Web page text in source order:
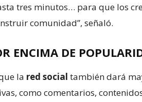
tres minutos… para que los
comunidad”, señaló.
ENCIMA DE
la red social también dará
como comentarios,